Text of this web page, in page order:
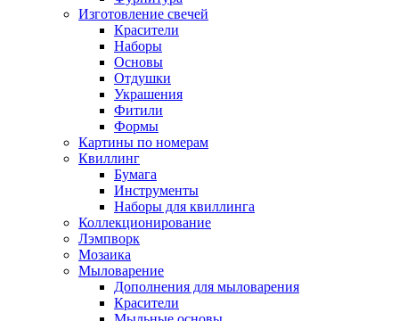
Изготовление свечей
Красители
Наборы
Основы
Отдушки
Украшения
Фитили
Формы
Картины по номерам
Квиллинг
Бумага
Инструменты
Наборы для квиллинга
Коллекционирование
Лэмпворк
Мозаика
Мыловарение
Дополнения для мыловарения
Красители